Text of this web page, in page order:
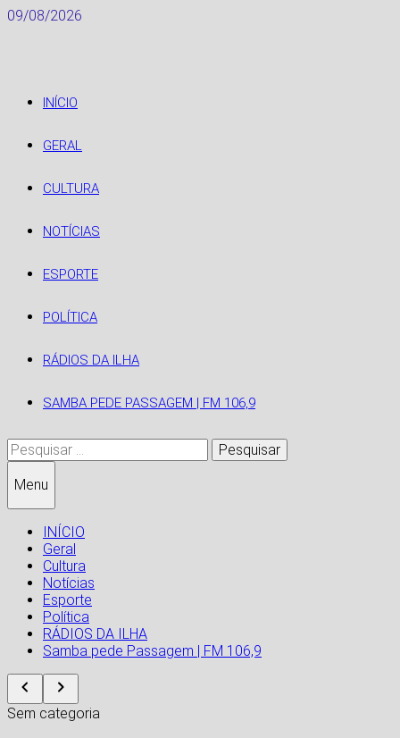
Skip
09/08/2026
INÍCIO
GERAL
CULTURA
NOTÍCIAS
ESPORTE
POLÍTICA
RÁDIOS DA ILHA
SAMBA PEDE PASSAGEM | FM 106,9
Pesquisar
por:
Menu
INÍCIO
Geral
Cultura
Notícias
Esporte
Política
RÁDIOS DA ILHA
Samba pede Passagem | FM 106,9
Sem categoria